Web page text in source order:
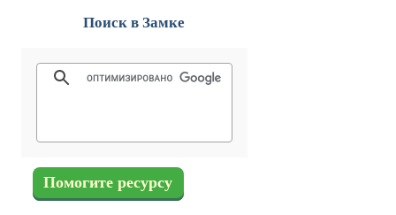
Поиск в Замке
Помогите ресурсу